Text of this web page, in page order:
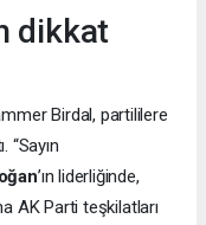
dikkat
Birdal, partililere
’ın liderliğinde,
AK Parti teşkilatları